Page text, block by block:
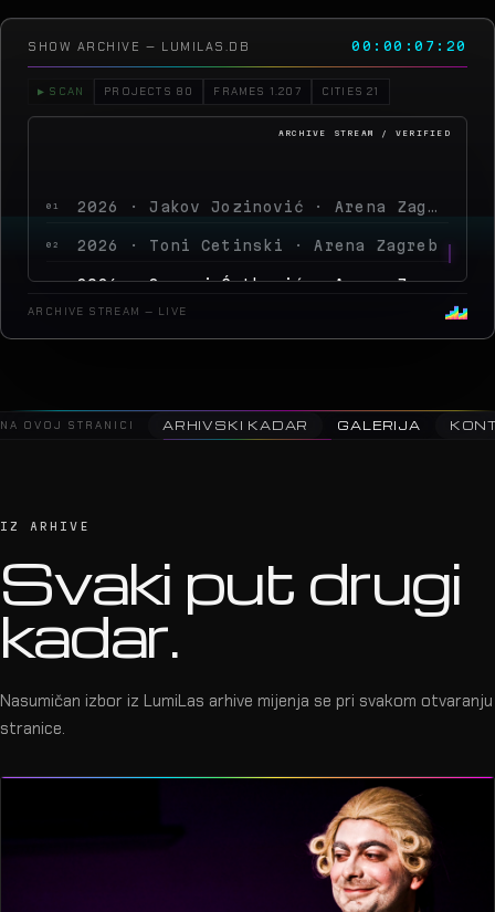
SHOW ARCHIVE — LUMILAS.DB 00:00:10:05
▶ SCAN PROJECTS 80 FRAMES 1.207 CITIES 21
02 2026 · Toni Cetinski · Arena Zagreb
03 2026 · Sergej Ćetković · Arena Zagreb
2026 · Peđa Jovanović · Arena Zagreb
ARCHIVE STREAM — LIVE
NA OVOJ STRANICI ARHIVSKI KADAR GALERIJA
IZ ARHIVE
Svaki put drugi
kadar.
Nasumičan izbor iz LumiLas arhive mijenja se pri svakom otvaranju
stranice.